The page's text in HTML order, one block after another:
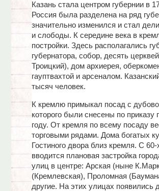
Казань стала центром губернии в
Россия была разделена на ряд
значительно изменился и стал
и слободы. К середине века в
постройки. Здесь располагались
губернатора, собор, десять
Троицкий), дом архиерея,
гауптвахтой и арсеналом.
тысяч человек.
К кремлю примыкал посад с
которого были снесены по приказу
году. От кремля по всему посаду
торговыми рядами. Дома богатых
Гостиного двора близ кремля. С
вводится плановая застройка
улиц в центре: Арская (ныне
(Кремлевская), Проломная
другие. На этих улицах